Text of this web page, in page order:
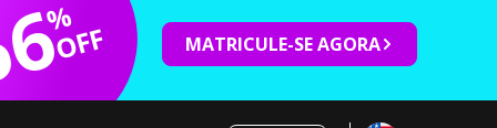
%
OFF MATRICULE-SE AGORA